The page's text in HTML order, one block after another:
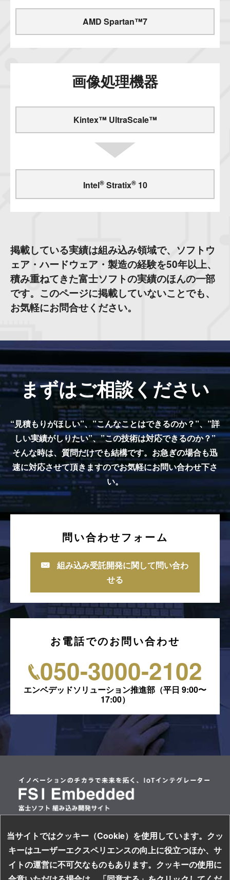
AMD Spartan™7
画像処理機器
Kintex™ UltraScale™
Intel®Stratix®10
掲載している実績は組み込み領域で、ソフトウ
ェア・ハードウェア・製造の経験を50年以上、
積み重ねてきた富士ソフトの実績のほんの一部
です。このページに掲載していないことでも、
お気軽にお問合せください。
まずはご相談ください
“見積もりがほしい”、”こんなことはできるのか？”、”詳
しい実績がしりたい”、”この技術は対応できるのか？”
そんな時は、質問だけでも結構です。お急ぎの場合も迅
速に対応させて頂きますのでお気軽にお問い合わせ下さ
い。
問い合わせフォーム
組み込み受託開発に関して問い合わ
せる
お電話でのお問い合わせ
050-3000-2102
エンベデッドソリューション推進部（平日 9:00〜
17:00）
情報セキュリティ基本方針
個人情報保護方針
サイトのご利用について
当サイトではクッキー（Cookie）を使用しています。クッ
キーはユーザーエクスペリエンスの向上に役立つほか、サ
イトの運営に不可欠なものもあります。クッキーの使用に